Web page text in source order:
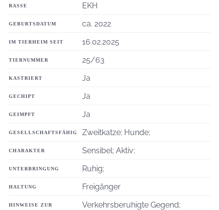
RASSE EKH
GEBURTSDATUM ca. 2022
IM TIERHEIM SEIT 16.02.2025
TIERNUMMER 25/63
KASTRIERT Ja
GECHIPT Ja
GEIMPFT Ja
GESELLSCHAFTSFÄHIG Zweitkatze; Hunde;
CHARAKTER Sensibel; Aktiv;
UNTERBRINGUNG Ruhig;
HALTUNG Freigänger
HINWEISE ZUR
Verkehrsberuhigte Gegend;